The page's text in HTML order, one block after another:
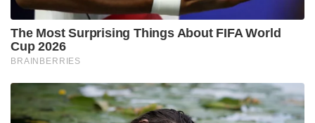
The Most Surprising Things About FIFA World
Cup 2026
BRAINBERRIES